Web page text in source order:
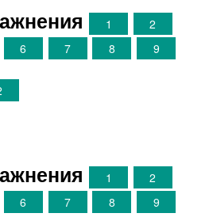
1
2
6 7 8 9
1
2
6 7 8
9